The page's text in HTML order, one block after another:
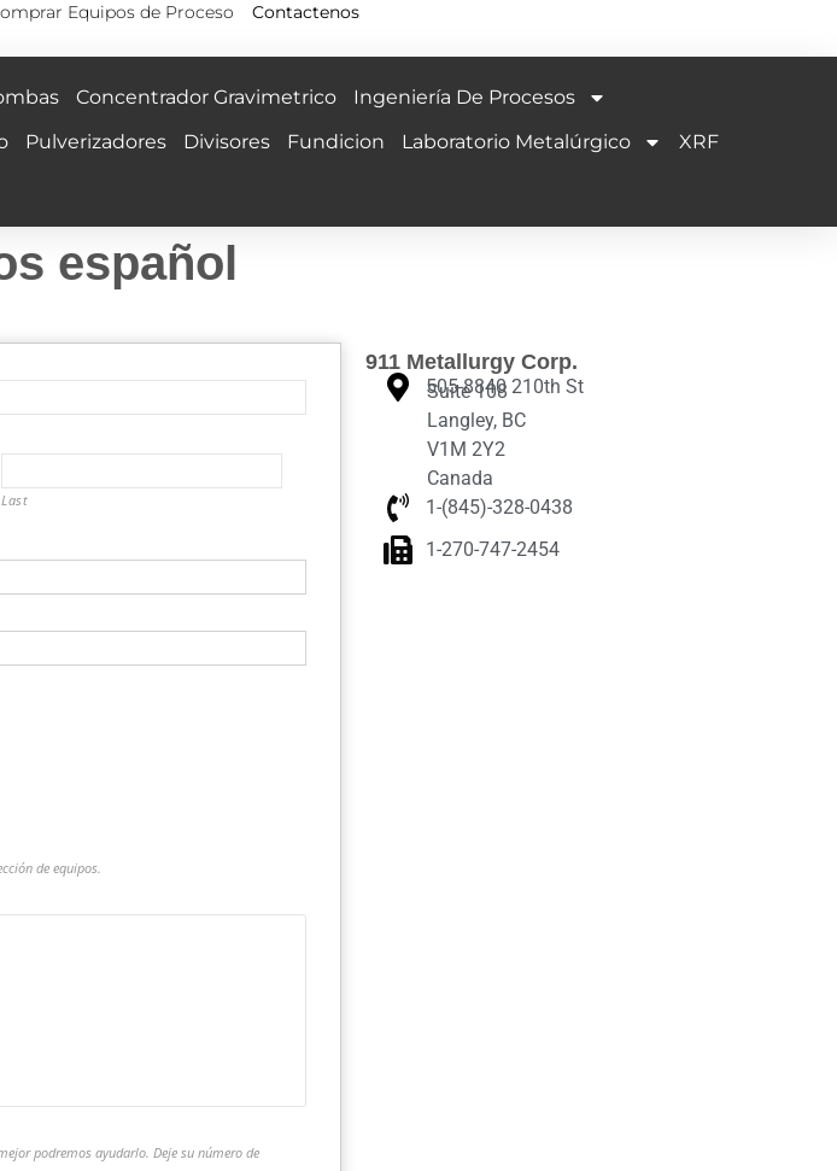
Equipos de Proceso Contactenos
Concentrador Gravimetrico
Ingeniería De Procesos
Pulverizadores Divisores Fundicion Laboratorio Metalúrgico
XRF
español
Last
de equipos.
podremos ayudarlo. Deje su número de
911 Metallurgy Corp.
505-8840 210th St
Suite 108
Langley, BC
V1M 2Y2
Canada
1-(845)-328-0438‬
1-270-747-2454